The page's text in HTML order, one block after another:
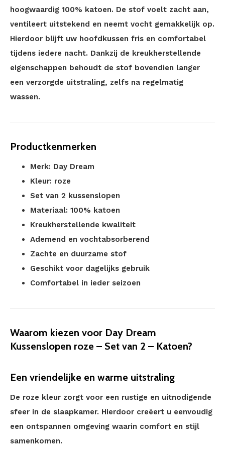
hoogwaardig 100% katoen. De stof voelt zacht aan,
ventileert uitstekend en neemt vocht gemakkelijk op.
Hierdoor blijft uw hoofdkussen fris en comfortabel
tijdens iedere nacht. Dankzij de kreukherstellende
eigenschappen behoudt de stof bovendien langer
een verzorgde uitstraling, zelfs na regelmatig
wassen.
Productkenmerken
Merk: Day Dream
Kleur: roze
Set van 2 kussenslopen
Materiaal: 100% katoen
Kreukherstellende kwaliteit
Ademend en vochtabsorberend
Zachte en duurzame stof
Geschikt voor dagelijks gebruik
Comfortabel in ieder seizoen
Waarom kiezen voor Day Dream
Kussenslopen roze – Set van 2 – Katoen?
Een vriendelijke en warme uitstraling
De roze kleur zorgt voor een rustige en uitnodigende
sfeer in de slaapkamer. Hierdoor creëert u eenvoudig
een ontspannen omgeving waarin comfort en stijl
samenkomen.